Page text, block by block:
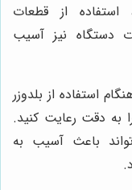
از قطعات
دستگاه نیز آسیب
استفاده از بلدوزر
به دقت رعایت کنید.
باعث آسیب به